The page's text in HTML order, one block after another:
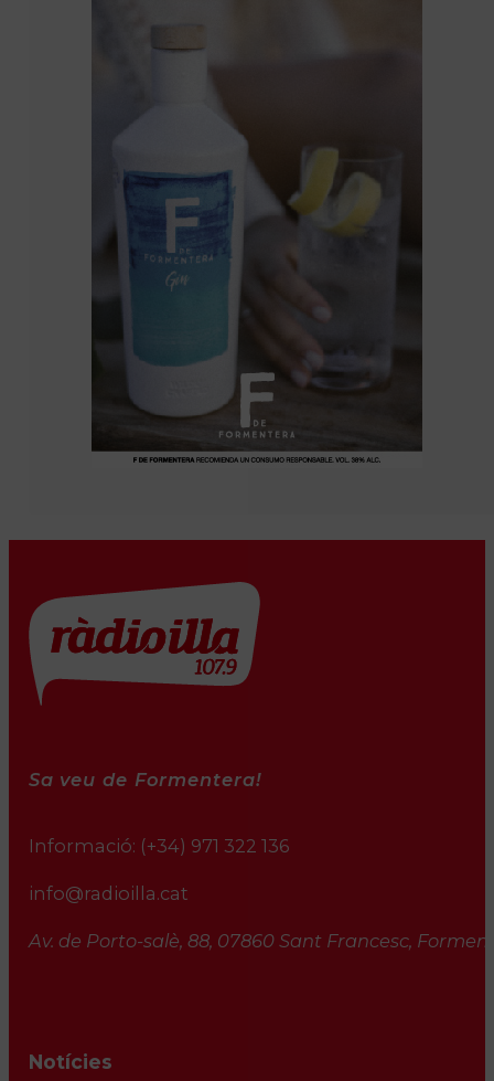
Sa veu de Formentera!
Informació: (+34) 971 322 136
info@radioilla.cat
Av. de Porto-salè, 88, 07860 Sant Francesc,
Notícies